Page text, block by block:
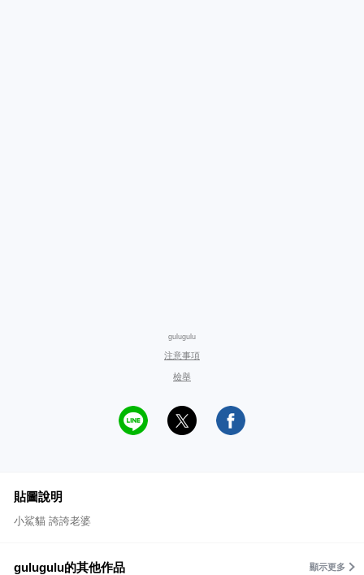
gulugulu
注意事項
檢舉
貼圖說明
小鯊貓 誇誇老婆
gulugulu的其他作品 顯示更多